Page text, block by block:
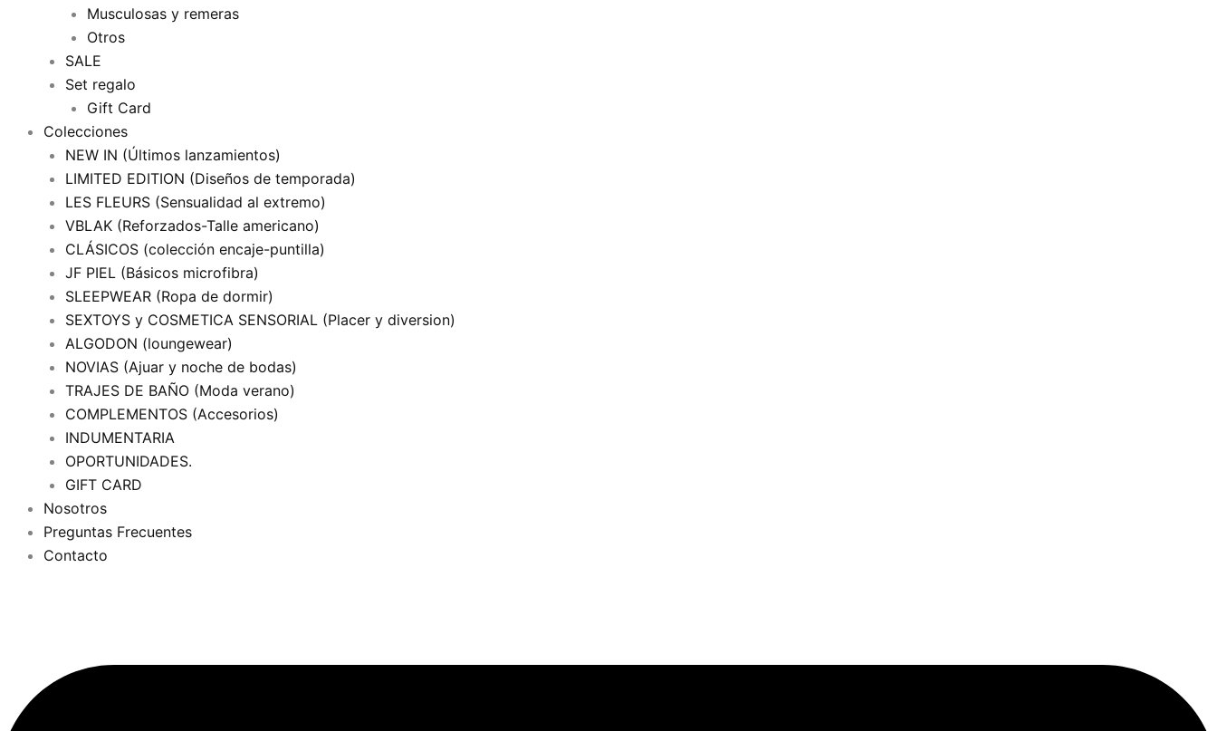
Musculosas y remeras
Otros
SALE
Set regalo
Gift Card
Colecciones
NEW IN (Últimos lanzamientos)
LIMITED EDITION (Diseños de temporada)
LES FLEURS (Sensualidad al extremo)
VBLAK (Reforzados-Talle americano)
CLÁSICOS (colección encaje-puntilla)
JF PIEL (Básicos microfibra)
SLEEPWEAR (Ropa de dormir)
SEXTOYS y COSMETICA SENSORIAL (Placer y diversion)
ALGODON (loungewear)
NOVIAS (Ajuar y noche de bodas)
TRAJES DE BAÑO (Moda verano)
COMPLEMENTOS (Accesorios)
INDUMENTARIA
OPORTUNIDADES.
GIFT CARD
Nosotros
Preguntas Frecuentes
Contacto